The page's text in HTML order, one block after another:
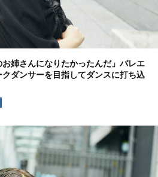
お姉さんになりたかったんだ」バレエ
ダンサーを目指してダンスに打ち込